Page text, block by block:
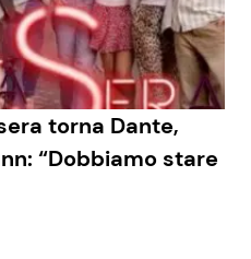
Fiction e Serie TV
Programmi TV
torna Dante,
“Dobbiamo stare